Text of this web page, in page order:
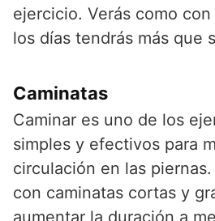
ejercicio. Verás como
los días tendrás más que
Caminatas
Caminar es uno de los
simples y efectivos para
circulación en las
con caminatas cortas y
aumentar la duración a